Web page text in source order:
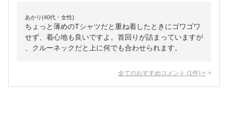
あかり(40代・女性)
ちょっと薄めのTシャツだと重ね着したときにゴワゴワ
せず、着心地も良いですよ。首回りが詰まっていますが
、クルーネックだと上に何でも合わせられます。
全てのおすすめコメント (1 件) >